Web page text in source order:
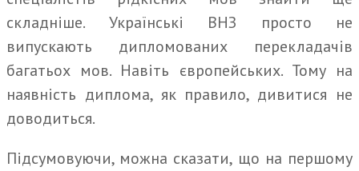
складніше. Українські ВНЗ просто не
випускають дипломованих перекладачів
багатьох мов. Навіть європейських. Тому на
наявність диплома, як правило, дивитися не
доводиться.
Підсумовуючи, можна сказати, що на першому